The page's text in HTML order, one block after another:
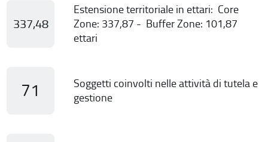
337,48
Estensione territoriale in ettari: Core
Zone: 337,87 - Buffer Zone: 101,87
ettari
71
Soggetti coinvolti nelle attività di tutela e
gestione